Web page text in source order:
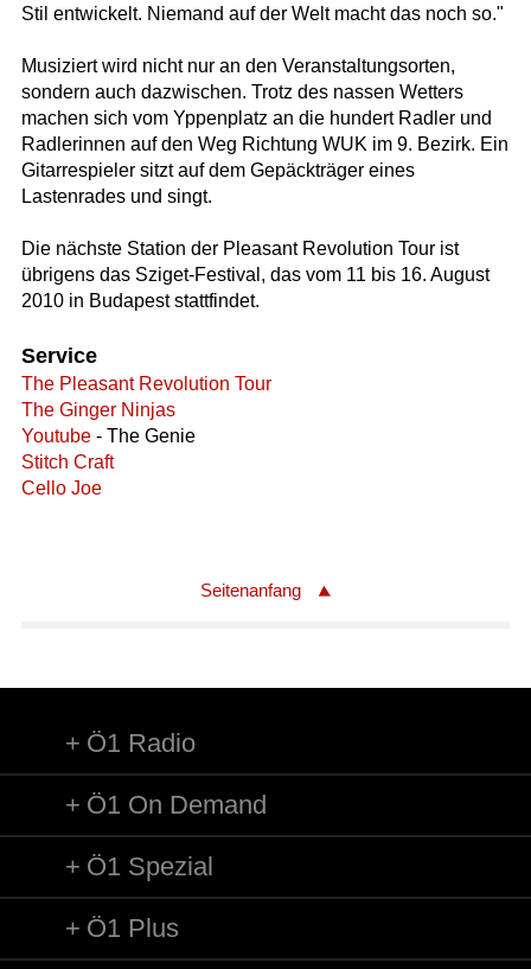
Stil entwickelt. Niemand auf der Welt macht das noch so."
Musiziert wird nicht nur an den Veranstaltungsorten,
sondern auch dazwischen. Trotz des nassen Wetters
machen sich vom Yppenplatz an die hundert Radler und
Radlerinnen auf den Weg Richtung WUK im 9. Bezirk. Ein
Gitarrespieler sitzt auf dem Gepäckträger eines
Lastenrades und singt.
Die nächste Station der Pleasant Revolution Tour ist
übrigens das Sziget-Festival, das vom 11 bis 16. August
2010 in Budapest stattfindet.
Service
The Pleasant Revolution Tour
The Ginger Ninjas
Youtube- The Genie
Stitch Craft
Cello Joe
Seitenanfang
Ö1 Radio
Ö1 On Demand
Ö1 Spezial
Ö1 Plus